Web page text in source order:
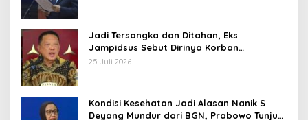
Jadi Tersangka dan Ditahan, Eks
Jampidsus Sebut Dirinya Korban
Kriminalisasi
25 Juli 2026
Kondisi Kesehatan Jadi Alasan Nanik S
Deyang Mundur dari BGN, Prabowo Tunjuk